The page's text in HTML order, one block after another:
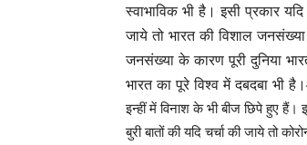
स्वाभाविक भी है। इसी प्रकार
जाये तो भारत की विशाल
जनसंख्या के कारण पूरी दुनिया
भारत का पूरे विश्व में दबदबा भी है।
इन्हीं में विनाश के भी बीज छिपे हुए
बुरी बातों की यदि चर्चा की जाये तो